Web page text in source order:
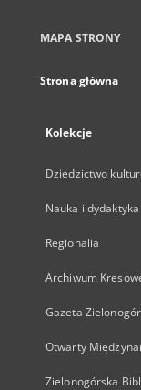
MAPA STRONY
Strona główna
Kolekcje
Dziedzictwo
Nauka i dydaktyka
Regionalia
Archiwum
Gazeta
Otwarty
Zielonogórska